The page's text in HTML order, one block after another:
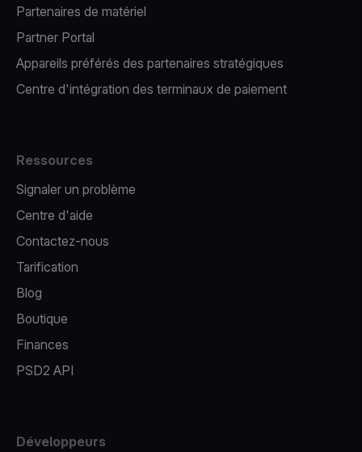
Partenaires de matériel
Partner Portal
Appareils préférés des partenaires stratégiques
Centre d'intégration des terminaux de paiement
Ressources
Signaler un problème
Centre d'aide
Contactez-nous
Tarification
Blog
Boutique
Finances
PSD2 API
Développeurs